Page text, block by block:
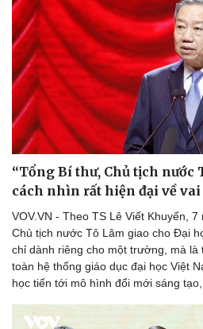
Dinh dưỡng - món ngon
Cây thuốc
Sản phụ khoa
Nhi khoa
Nam khoa
Làm đẹp - giảm cân
Phòng mạch online
Ăn sạch sống khỏe
“Tổng Bí thư, Chủ tịch nước
cách nhìn rất hiện đại về
VOV.VN - Theo TS Lê Viết Khuyến,
Chủ tịch nước Tô Lâm giao cho Đại
chỉ dành riêng cho một trường, mà
toàn hệ thống giáo dục đại học Việt
học tiến tới mô hình đổi mới sáng